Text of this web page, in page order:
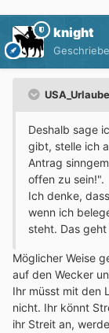
knight
Deshalb sage
gibt, stelle ich
Antrag
offen zu sein!".
Ich denke,
wenn ich
steht. Das
Möglicher Weise
auf den Wecker
Ihr müsst mit den
nicht. Ihr könnt
ihr Streit an,